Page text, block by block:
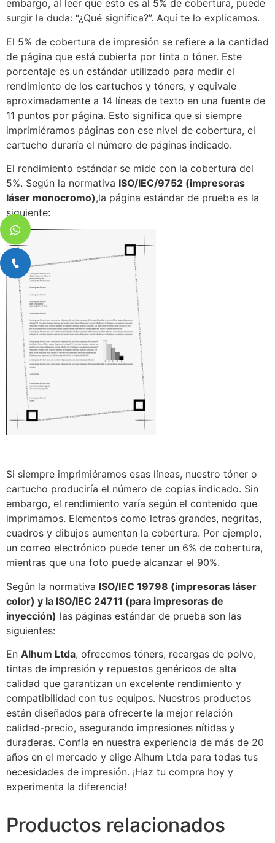
embargo, al leer que esto es al 5% de cobertura, puede
surgir la duda: “¿Qué significa?”. Aquí te lo explicamos.
El 5% de cobertura de impresión se refiere a la cantidad
de página que está cubierta por tinta o tóner. Este
porcentaje es un estándar utilizado para medir el
rendimiento de los cartuchos y tóners, y equivale
aproximadamente a 14 líneas de texto en una fuente de
11 puntos por página. Esto significa que si siempre
imprimiéramos páginas con ese nivel de cobertura, el
cartucho duraría el número de páginas indicado.
El rendimiento estándar se mide con la cobertura del
5%. Según la normativa ISO/IEC/9752 (impresoras
láser monocromo),la página estándar de prueba es la
siguiente:
Si siempre imprimiéramos esas líneas, nuestro tóner o
cartucho produciría el número de copias indicado. Sin
embargo, el rendimiento varía según el contenido que
imprimamos. Elementos como letras grandes, negritas,
cuadros y dibujos aumentan la cobertura. Por ejemplo,
un correo electrónico puede tener un 6% de cobertura,
mientras que una foto puede alcanzar el 90%.
Según la normativa ISO/IEC 19798 (impresoras láser
color) y la ISO/IEC 24711 (para impresoras de
inyección) las páginas estándar de prueba son las
siguientes:
En Alhum Ltda, ofrecemos tóners, recargas de polvo,
tintas de impresión y repuestos genéricos de alta
calidad que garantizan un excelente rendimiento y
compatibilidad con tus equipos. Nuestros productos
están diseñados para ofrecerte la mejor relación
calidad-precio, asegurando impresiones nítidas y
duraderas. Confía en nuestra experiencia de más de 20
años en el mercado y elige Alhum Ltda para todas tus
necesidades de impresión. ¡Haz tu compra hoy y
experimenta la diferencia!
Productos relacionados